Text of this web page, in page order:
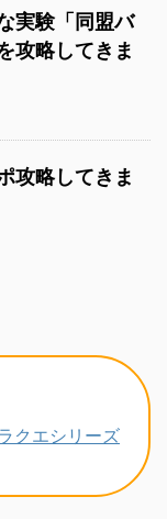
実験「同盟バ
攻略してきま
攻略してきま